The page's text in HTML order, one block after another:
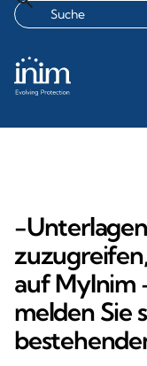
-
auf MyInim
melden Sie